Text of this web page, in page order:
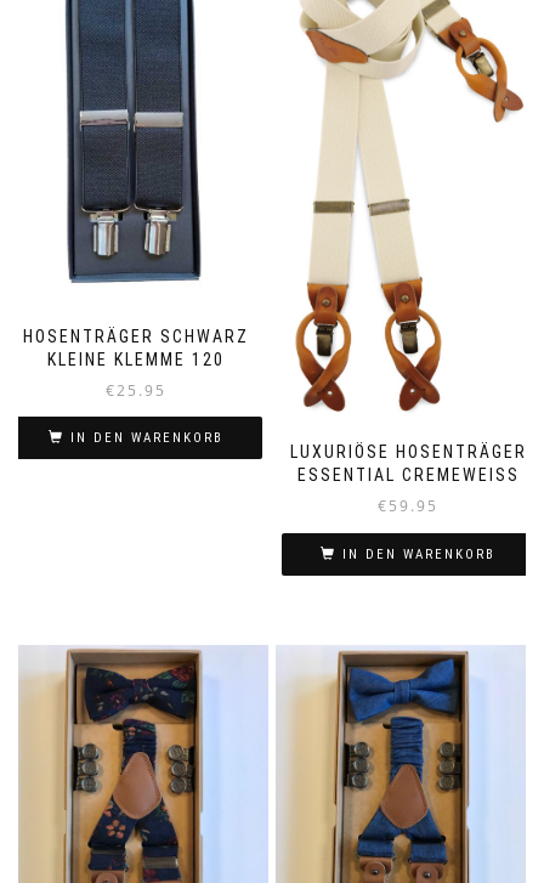
HOSENTRÄGER SCHWARZ
KLEINE KLEMME 120
€25.95
IN DEN WARENKORB
LUXURIÖSE HOSENTRÄGER
ESSENTIAL CREMEWEISS
€59.95
IN DEN WARENKORB